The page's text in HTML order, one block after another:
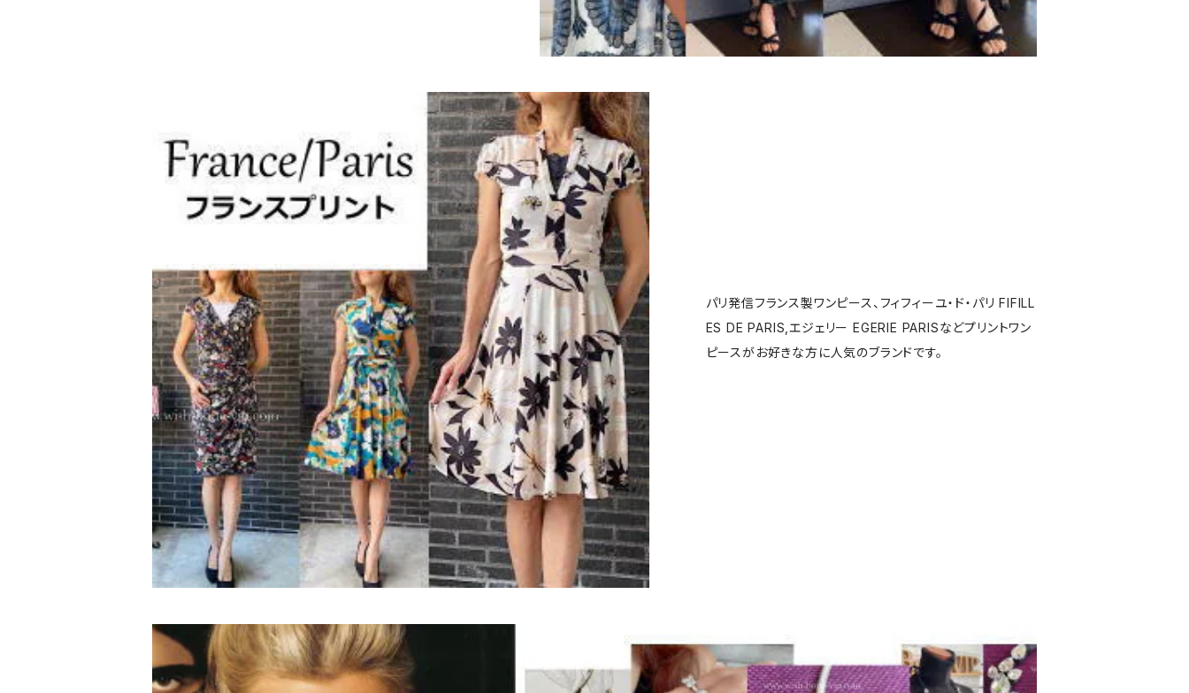
パリ発信フランス製ワンピース、フィフィーユ・ド・パリ FIFILL
ES DE PARIS,エジェリー EGERIE PARISなどプリントワン
ピースがお好きな方に人気のブランドです。